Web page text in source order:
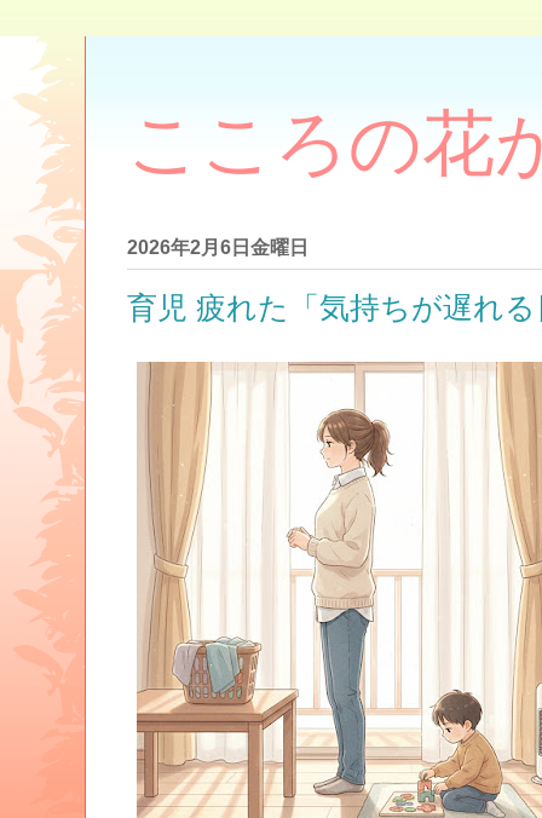
こころの花
2026年2月6日金曜日
育児 疲れた「気持ちが遅れる